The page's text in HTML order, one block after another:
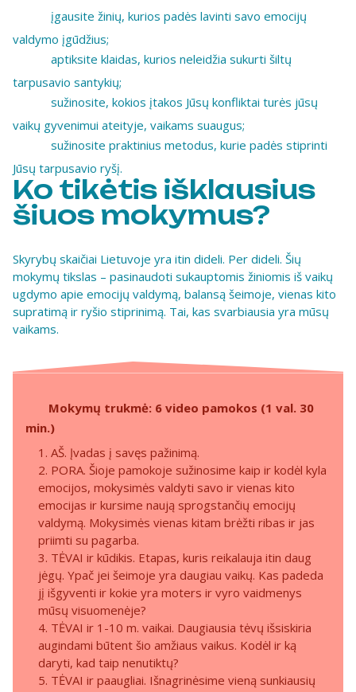
įgausite žinių, kurios padės lavinti savo emocijų
valdymo įgūdžius;
aptiksite klaidas, kurios neleidžia sukurti šiltų
tarpusavio santykių;
sužinosite, kokios įtakos Jūsų konfliktai turės jūsų
vaikų gyvenimui ateityje, vaikams suaugus;
sužinosite praktinius metodus, kurie padės stiprinti
Jūsų tarpusavio ryšį.
Ko tikėtis išklausius
šiuos mokymus?
Skyrybų skaičiai Lietuvoje yra itin dideli. Per dideli. Šių
mokymų tikslas – pasinaudoti sukauptomis žiniomis iš vaikų
ugdymo apie emocijų valdymą, balansą šeimoje, vienas kito
supratimą ir ryšio stiprinimą. Tai, kas svarbiausia yra mūsų
vaikams.
Mokymų trukmė: 6 video pamokos (1 val. 30
min.)
1. AŠ. Įvadas į savęs pažinimą.
2. PORA. Šioje pamokoje sužinosime kaip ir kodėl kyla
emocijos, mokysimės valdyti savo ir vienas kito
emocijas ir kursime naują sprogstančių emocijų
valdymą. Mokysimės vienas kitam brėžti ribas ir jas
priimti su pagarba.
3. TĖVAI ir kūdikis. Etapas, kuris reikalauja itin daug
jėgų. Ypač jei šeimoje yra daugiau vaikų. Kas padeda
jį išgyventi ir kokie yra moters ir vyro vaidmenys
mūsų visuomenėje?
4. TĖVAI ir 1-10 m. vaikai. Daugiausia tėvų išsiskiria
augindami būtent šio amžiaus vaikus. Kodėl ir ką
daryti, kad taip nenutiktų?
5. TĖVAI ir paaugliai. Išnagrinėsime vieną sunkiausių